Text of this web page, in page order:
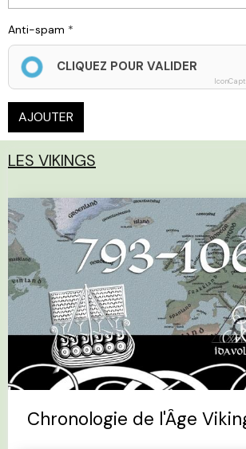
Anti-spam
CLIQUEZ POUR VALIDER
AJOUTER
LES VIKINGS
Chronologie de l'Âge